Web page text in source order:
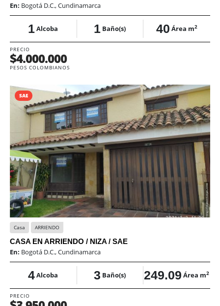
En: Bogotá D.C., Cundinamarca
1Alcoba 1 Baño(s) 40 Área m2
PRECIO
$4.000.000
PESOS COLOMBIANOS
SAE
Casa ARRIENDO
CASA EN ARRIENDO / NIZA / SAE
En: Bogotá D.C., Cundinamarca
4Alcoba 3 Baño(s) 249.09 Área m2
PRECIO